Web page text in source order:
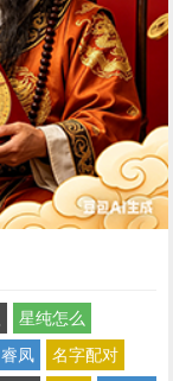
星纯怎么
睿凤
名字配对